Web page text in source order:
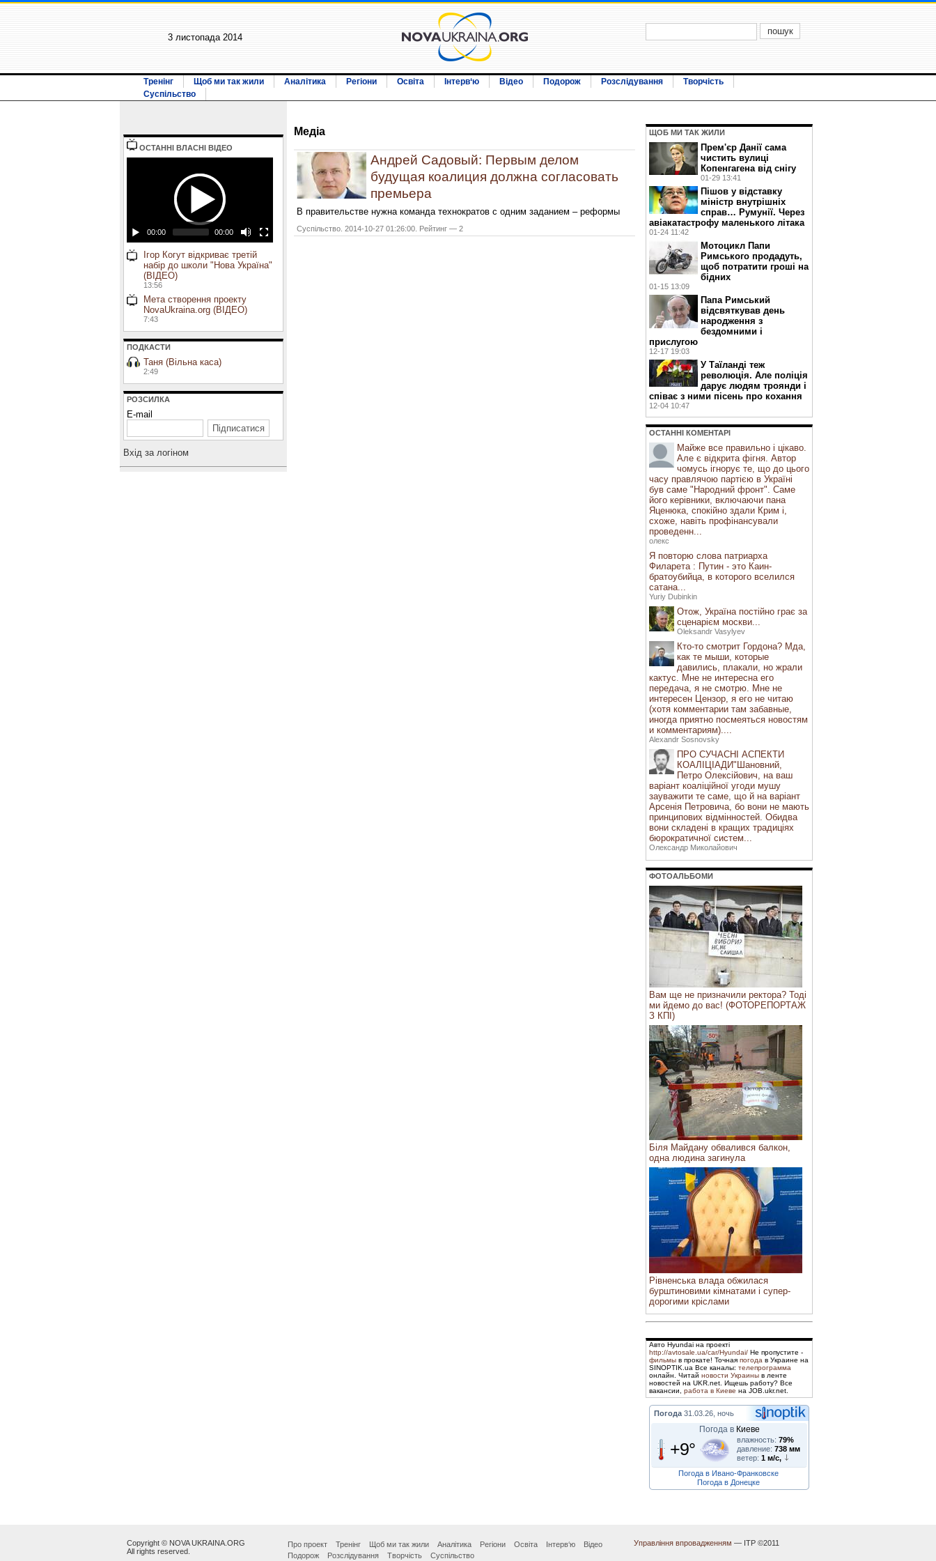
3 листопада 2014
Тренінг Щоб ми так жили Аналітика Регіони Освіта Інтерв‘ю Відео Подорож Розслідування
Творчість
Суспільство
ОСТАННI ВЛАСНI ВIДЕО
00:00 00:00
Ігор Когут відкриває третій
набір до школи "Нова Україна"
(ВІДЕО)
13:56
Мета створення проекту
NovaUkraina.org (ВІДЕО)
7:43
ПОДКАСТИ
Таня (Вільна каса)
2:49
РОЗСИЛКА
E-mail
Вхiд за логiном
Медiа
Андрей Садовый: Первым делом
будущая коалиция должна согласовать
премьера
В правительстве нужна команда технократов с одним заданием – реформы
Суспільство. 2014-10-27 01:26:00. Рейтинг — 2
ЩОБ МИ ТАК ЖИЛИ
Прем'єр Данії сама
чистить вулиці
Копенгагена від снігу
01-29 13:41
Пішов у відставку
міністр внутрішніх
справ… Румунії. Через
авіакатастрофу маленького літака
01-24 11:42
Мотоцикл Папи
Римського продадуть,
щоб потратити гроші на
бідних
01-15 13:09
Папа Римський
відсвяткував день
народження з
бездомними і
прислугою
12-17 19:03
У Таїланді теж
революція. Але поліція
дарує людям троянди і
співає з ними пісень про кохання
12-04 10:47
ОСТАННI КОМЕНТАРI
Майже все правильно і цікаво.
Але є відкрита фігня. Автор
чомусь ігнорує те, що до цього
часу правлячою партією в Україні
був саме "Народний фронт". Саме
його керівники, включаючи пана
Яценюка, спокійно здали Крим і,
схоже, навіть профінансували
проведенн...
олекс
Я повторю слова патриарха
Филарета : Путин - это Каин-
братоубийца, в которого вселился
сатана...
Yuriy Dubinkin
Отож, Україна постійно грає за
сценарієм москви...
Oleksandr Vasylyev
Кто-то смотрит Гордона? Мда,
как те мыши, которые
давились, плакали, но жрали
кактус. Мне не интересна его
передача, я не смотрю. Мне не
интересен Цензор, я его не читаю
(хотя комментарии там забавные,
иногда приятно посмеяться новостям
и комментариям)....
Alexandr Sosnovsky
ПРО СУЧАСНІ АСПЕКТИ
КОАЛІЦІАДИ"Шановний,
Петро Олексійович, на ваш
варіант коаліційної угоди мушу
зауважити те саме, що й на варіант
Арсенія Петровича, бо вони не мають
принципових відмінностей. Обидва
вони складені в кращих традиціях
бюрократичної систем...
Олександр Миколайович
ФОТОАЛЬБОМИ
Вам ще не призначили ректора? Тоді
ми йдемо до вас! (ФОТОРЕПОРТАЖ
З КПІ)
Біля Майдану обвалився балкон,
одна людина загинула
Рівненська влада обжилася
бурштиновими кімнатами і супер-
дорогими кріслами
Авто Hyundai на проекті
http://avtosale.ua/car/Hyundai/ Не пропустите -
фильмы в прокате! Точная погода в Украине на
SINOPTIK.ua Все каналы: телепрограмма
онлайн. Читай новости Украины в ленте
новостей на UKR.net. Ищешь работу? Все
вакансии, работа в Киеве на JOB.ukr.net.
Погода 31.03.26, ночь
Погода в Киеве
+9° влажность: 79%
давление: 738 мм
ветер: 1 м/с,
Погода в Ивано-Франковске
Погода в Донецке
Copyright © NOVA UKRAINA.ORG
All rights reserved.
Про проект Тренінг Щоб ми так жили Аналітика Регіони Освіта Інтерв‘ю
Відео
Подорож
Розслідування Творчість Суспільство
Управління впровадженням — ІТР ©2011